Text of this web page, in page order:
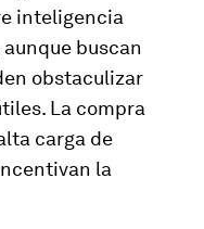
inteligencia
buscan
obstaculizar
La compra
carga de
la